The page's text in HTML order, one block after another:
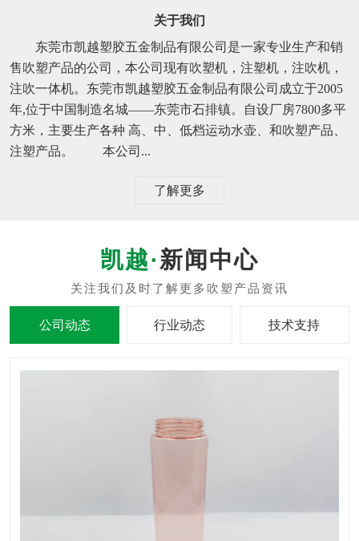
关于我们
东莞市凯越塑胶五金制品有限公司是一家专业生产和销
售吹塑产品的公司，本公司现有吹塑机，注塑机，注吹机，
注吹一体机。东莞市凯越塑胶五金制品有限公司成立于2005
年,位于中国制造名城——东莞市石排镇。自设厂房7800多平
方米，主要生产各种 高、中、低档运动水壶、和吹塑产品、
注塑产品。 本公司...
了解更多
新闻中心
公司动态 行业动态 技术支持